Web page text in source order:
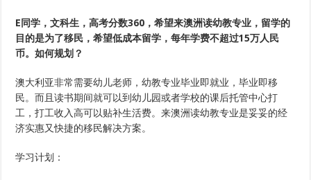
E同学，文科生，高考分数360，希望来澳洲读幼教专业，留学的
目的是为了移民，希望低成本留学，每年学费不超过15万人民
币。如何规划？
澳大利亚非常需要幼儿老师，幼教专业毕业即就业，毕业即移
民。而且读书期间就可以到幼儿园或者学校的课后托管中心打
工，打工收入高可以贴补生活费。来澳洲读幼教专业是妥妥的经
济实惠又快捷的移民解决方案。
学习计划：